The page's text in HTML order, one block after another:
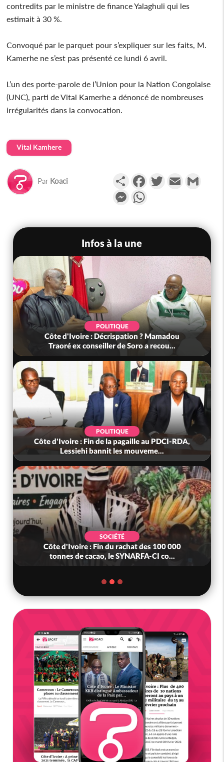
contredits par le ministre de finance Yalaghuli qui les
estimait à 30 %.
Convoqué par le parquet pour s’expliquer sur les faits, M.
Kamerhe ne s’est pas présenté ce lundi 6 avril.
L’un des porte-parole de l’Union pour la Nation Congolaise
(UNC), parti de Vital Kamerhe a dénoncé de nombreuses
irrégularités dans la convocation.
Vital Kamhere
Par Koaci PartagerFacebookTwitterEmail
Messenger
Infos à la une
POLITIQUE
Côte d'Ivoire : Décrispation ? Mamadou
Traoré ex conseiller de Soro a recou...
POLITIQUE
Côte d'Ivoire : Fin de la pagaille au PDCI-RDA,
Lessiehi bannit les mouveme...
SOCIÉTÉ
Côte d'Ivoire : Fin du rachat des 100 000
tonnes de cacao, le SYNARFA-CI co...